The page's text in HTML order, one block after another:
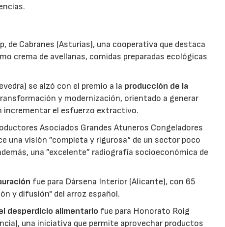
de Cabranes (Asturias), una cooperativa que destaca
crema de avellanas, comidas preparadas ecológicas
se alzó con el premio a la producción de la
y modernización, orientado a generar
incrementar el esfuerzo extractivo.
Asociados Grandes Atuneros Congeladores
una visión ”completa y rigurosa“ de un sector poco
una ”excelente” radiografía socioeconómica de
fue para Dársena Interior (Alicante), con 65
y difusión" del arroz español.
desperdicio alimentario fue para Honorato Roig
una iniciativa que permite aprovechar productos